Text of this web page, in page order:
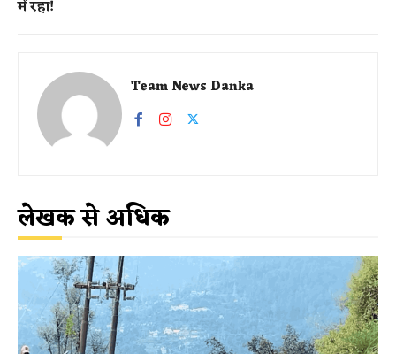
में रहा!
Team News Danka
लेखक से अधिक